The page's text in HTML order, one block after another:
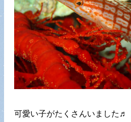
可愛い子がたくさんいました♬